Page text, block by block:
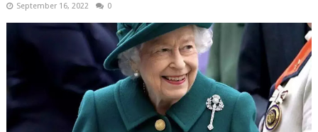
September 16, 2022 0